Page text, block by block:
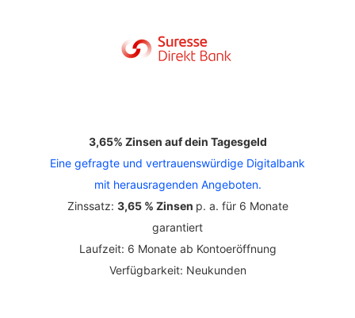
3,65% Zinsen auf dein Tagesgeld
Eine gefragte und vertrauenswürdige Digitalbank
mit herausragenden Angeboten.
Zinssatz: 3,65 % Zinsen p. a. für 6 Monate
garantiert
Laufzeit: 6 Monate ab Kontoeröffnung
Verfügbarkeit: Neukunden